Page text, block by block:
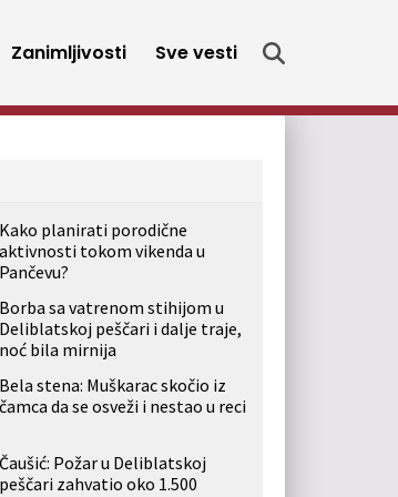
Zanimljivosti Sve vesti
Kako planirati porodične
aktivnosti tokom vikenda u
Pančevu?
Borba sa vatrenom stihijom u
Deliblatskoj peščari i dalje traje,
noć bila mirnija
Bela stena: Muškarac skočio iz
čamca da se osveži i nestao u reci
Čaušić: Požar u Deliblatskoj
peščari zahvatio oko 1.500